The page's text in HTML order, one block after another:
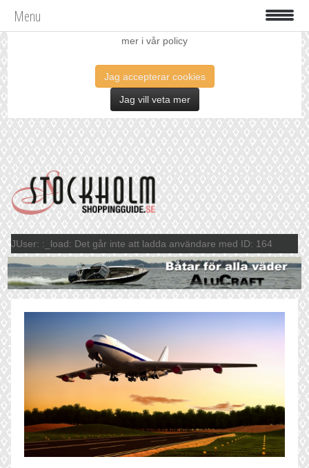
Vi använder oss av cookies för att förbättra din upplevelse. Läs
mer i vår policy
Jag accepterar cookies
Jag vill veta mer
Menu
JUser: :_load: Det går inte att ladda användare med ID: 164